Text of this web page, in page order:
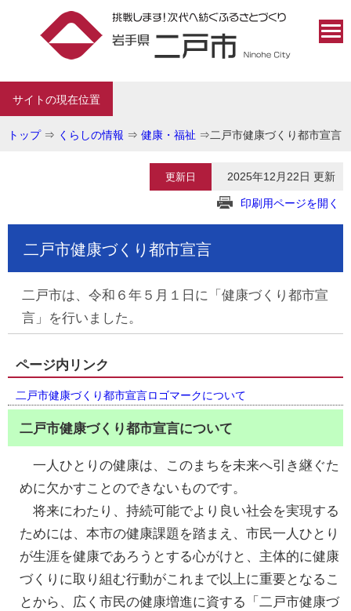
サイトの現在位置
トップ⇒ くらしの情報 ⇒ 健康・福祉 ⇒二戸市健康づくり都市宣言
更新日 2025年12月22日 更新
印刷用ページを開く
二戸市健康づくり都市宣言
二戸市は、令和６年５月１日に「健康づくり都市宣
言」を行いました。
ページ内リンク
二戸市健康づくり都市宣言ロゴマークについて
二戸市健康づくり都市宣言について
一人ひとりの健康は、このまちを未来へ引き継ぐた
めに欠かすことのできないものです。
将来にわたり、持続可能でより良い社会を実現する
ためには、本市の健康課題を踏まえ、市民一人ひとり
が生涯を健康であろうとする心がけと、主体的に健康
づくりに取り組む行動がこれまで以上に重要となるこ
とから、広く市民の健康増進に資する「二戸市健康づ